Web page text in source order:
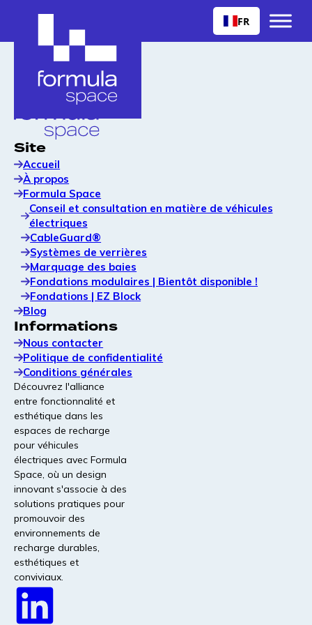
Nos produits et services
CableGuard®
Gaine de protection pour câble avec marquage
judiciaire intégré pour dissuader le vol et maintenir les
chargeurs en état de fonctionnement.
Fondations modulaires | Bientôt
disponibles !
Fondations modulaires pour chargeurs CC et piliers
d'alimentation, conçues pour une installation rapide, un
sol irrégulier et une grande stabilité.
FR
Site
Accueil
À propos
Formula Space
Conseil et consultation en matière de véhicules
électriques
CableGuard®
Systèmes de verrières
Marquage des baies
Fondations modulaires | Bientôt disponible !
Fondations | EZ Block
Blog
Informations
Nous contacter
Politique de confidentialité
Conditions générales
Découvrez l'alliance
entre fonctionnalité et
esthétique dans les
espaces de recharge
pour véhicules
électriques avec Formula
Space, où un design
innovant s'associe à des
solutions pratiques pour
promouvoir des
environnements de
recharge durables,
esthétiques et
conviviaux.